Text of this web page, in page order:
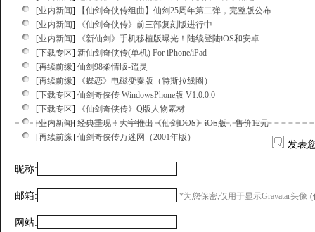
[业内新闻]
【仙剑奇侠传组曲】仙剑25周年第二弹，完整版公布
[业内新闻]
《仙剑奇侠传》前三部复刻版进行中
[业内新闻]
《新仙剑》手机移植版曝光！陆续登陆iOS和安卓
[下载专区] 新仙剑奇侠传(单机) For iPhone/iPad
[再续前缘] 仙剑98柔情版-遥灵
[再续前缘]
《蝶恋》电磁变奏版（特斯拉线圈）
[下载专区] 仙剑奇侠传 WindowsPhone版 V1.0.0.0
[下载专区]
《仙剑奇侠传》Q版人物素材
[业内新闻] 经典重现！大宇推出《仙剑DOS》iOS版，售价12元
[再续前缘] 仙剑奇侠传万迷网（2001年版）
发表
昵称:
邮箱: *为您保密,仅用于显示Gravatar头像 (
网站: